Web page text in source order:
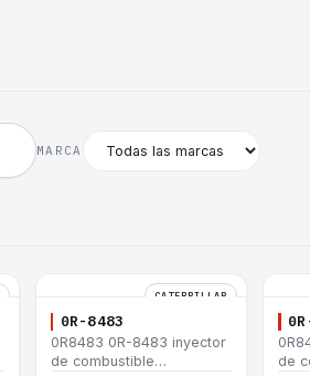
MARCA
CATERPILLAR
0R-8483
0R8483 0R-8483 inyector
de combustible
de